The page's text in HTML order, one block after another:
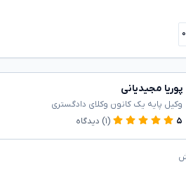
۰
پوریا مجیدیانی
وکیل پایه یک کانون وکلای دادگستری
۵
(۱) دیدگاه